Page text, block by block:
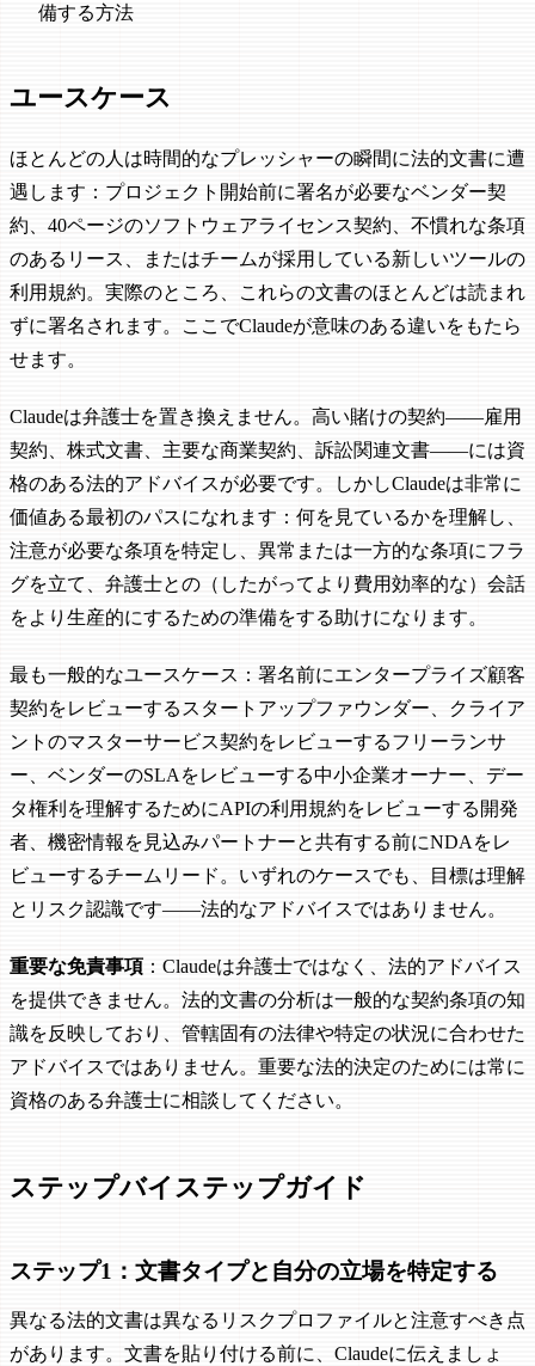
備する方法
ユースケース
ほとんどの人は時間的なプレッシャーの瞬間に法的文書に遭
遇します：プロジェクト開始前に署名が必要なベンダー契
約、40ページのソフトウェアライセンス契約、不慣れな条項
のあるリース、またはチームが採用している新しいツールの
利用規約。実際のところ、これらの文書のほとんどは読まれ
ずに署名されます。ここでClaudeが意味のある違いをもたら
せます。
Claudeは弁護士を置き換えません。高い賭けの契約——雇用
契約、株式文書、主要な商業契約、訴訟関連文書——には資
格のある法的アドバイスが必要です。しかしClaudeは非常に
価値ある最初のパスになれます：何を見ているかを理解し、
注意が必要な条項を特定し、異常または一方的な条項にフラ
グを立て、弁護士との（したがってより費用効率的な）会話
をより生産的にするための準備をする助けになります。
最も一般的なユースケース：署名前にエンタープライズ顧客
契約をレビューするスタートアップファウンダー、クライア
ントのマスターサービス契約をレビューするフリーランサ
ー、ベンダーのSLAをレビューする中小企業オーナー、デー
タ権利を理解するためにAPIの利用規約をレビューする開発
者、機密情報を見込みパートナーと共有する前にNDAをレ
ビューするチームリード。いずれのケースでも、目標は理解
とリスク認識です——法的なアドバイスではありません。
重要な免責事項 ：Claudeは弁護士ではなく、法的アドバイス
を提供できません。法的文書の分析は一般的な契約条項の知
識を反映しており、管轄固有の法律や特定の状況に合わせた
アドバイスではありません。重要な法的決定のためには常に
資格のある弁護士に相談してください。
ステップバイステップガイド
ステップ1：文書タイプと自分の立場を特定する
異なる法的文書は異なるリスクプロファイルと注意すべき点
があります。文書を貼り付ける前に、Claudeに伝えましょ